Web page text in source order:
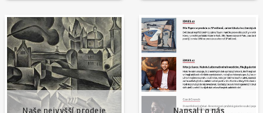
Naše nejvyšší prodeje
Naše nejvyšší prodeje
Napsali o nás
Napsali o nás